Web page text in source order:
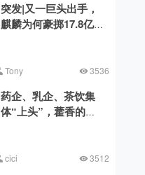
突发|又一巨头出手，
麒麟为何豪掷17.8亿美
Tony 3536
药企、乳企、茶饮集
体“上头”，藿香的时
cici 3512